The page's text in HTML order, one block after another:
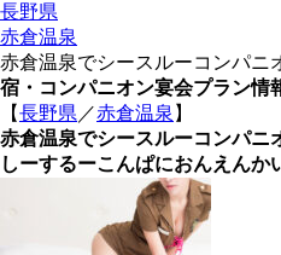
長野県
赤倉温泉
赤倉温泉でシースルーコンパニ
宿・コンパニオン宴会プラン情
【長野県 ／赤倉温泉 】
赤倉温泉でシースルーコンパニ
しーするーこんぱにおんえんか